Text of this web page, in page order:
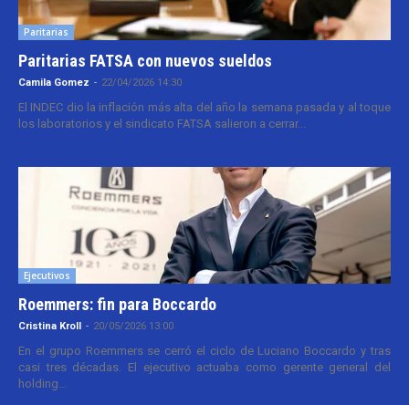
Paritarias
Paritarias FATSA con nuevos sueldos
Camila Gomez - 22/04/2026 14:30
El INDEC dio la inflación más alta del año la semana pasada y al toque
los laboratorios y el sindicato FATSA salieron a cerrar...
Ejecutivos
Roemmers: fin para Boccardo
Cristina Kroll - 20/05/2026 13:00
En el grupo Roemmers se cerró el ciclo de Luciano Boccardo y tras
casi tres décadas. El ejecutivo actuaba como gerente general del
holding...